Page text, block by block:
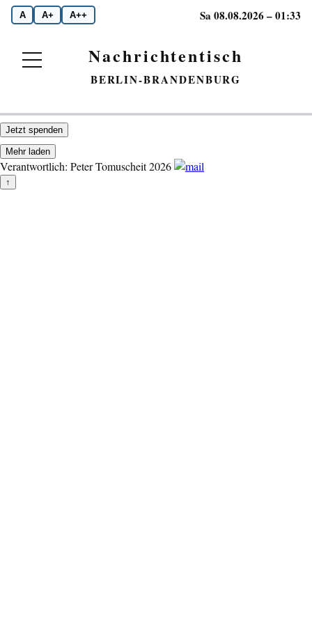
A A+ A++ Sa 08.08.2026 – 01:33
Nachrichtentisch
BERLIN-BRANDENBURG
Jetzt spenden
Mehr laden
Verantwortlich: Peter Tomuscheit 2026
↑